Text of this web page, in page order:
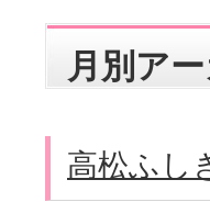
月別ア
高松ふし